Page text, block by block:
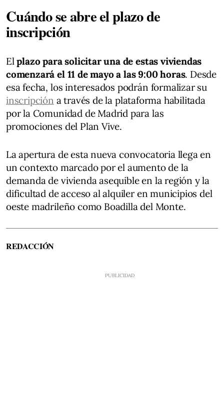
Cuándo se abre el plazo de
inscripción
Elplazo para solicitar una de estas viviendas
comenzará el 11 de mayo a las 9:00 horas. Desde
esa fecha, los interesados podrán formalizar su
inscripción a través de la plataforma habilitada
por la Comunidad de Madrid para las
promociones del Plan Vive.
La apertura de esta nueva convocatoria llega en
un contexto marcado por el aumento de la
demanda de vivienda asequible en la región y la
dificultad de acceso al alquiler en municipios del
oeste madrileño como Boadilla del Monte.
REDACCIÓN